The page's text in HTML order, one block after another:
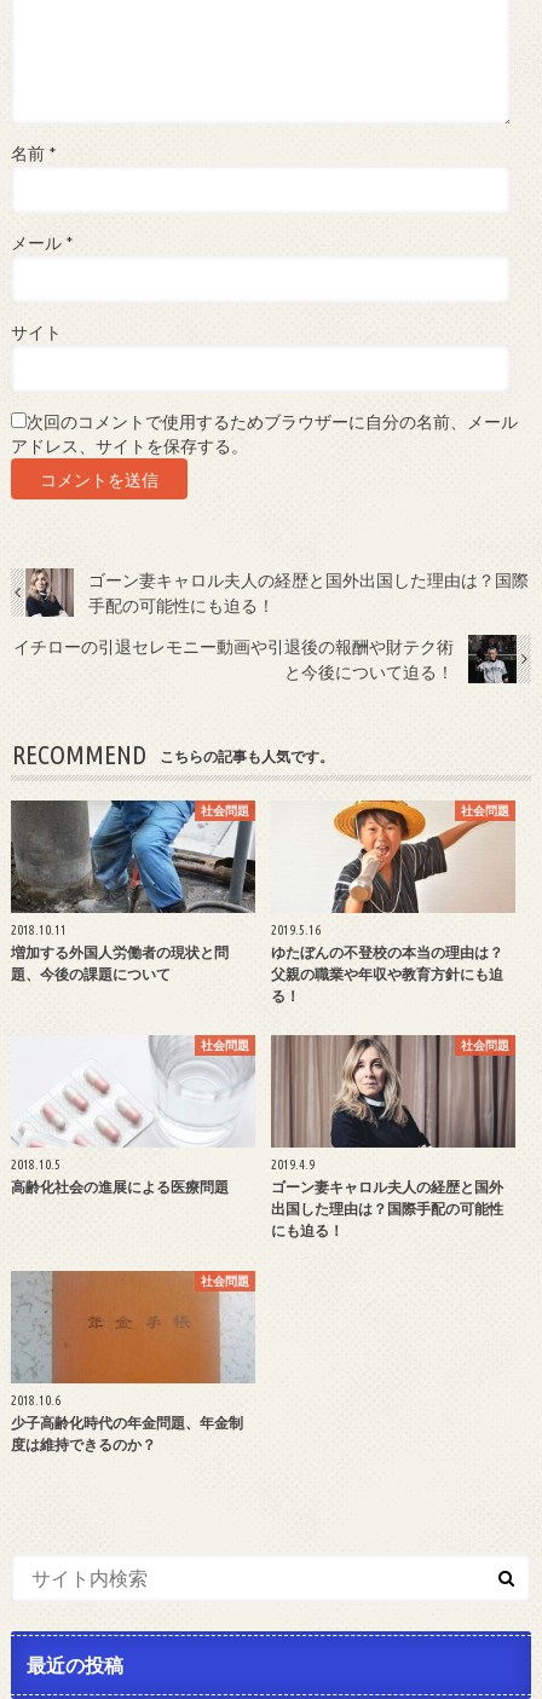
名前 *
メール *
サイト
次回のコメントで使用するためブラウザーに自分の名前、メール
アドレス、サイトを保存する。
ゴーン妻キャロル夫人の経歴と国外出国した理由は？国際
手配の可能性にも迫る！
イチローの引退セレモニー動画や引退後の報酬や財テク術
と今後について迫る！
RECOMMEND こちらの記事も人気です。
社会問題
2018.10.11
増加する外国人労働者の現状と問
題、今後の課題について
社会問題
2019.5.16
ゆたぼんの不登校の本当の理由は？
父親の職業や年収や教育方針にも迫
る！
社会問題
2018.10.5
高齢化社会の進展による医療問題
社会問題
2019.4.9
ゴーン妻キャロル夫人の経歴と国外
出国した理由は？国際手配の可能性
にも迫る！
社会問題
2018.10.6
少子高齢化時代の年金問題、年金制
度は維持できるのか？
最近の投稿